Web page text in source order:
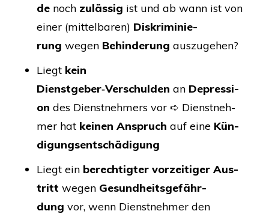
de noch zuläs­sig ist und ab wann ist von
einer (mit­tel­ba­ren) Dis­kri­mi­nie­
rung wegen Behin­de­rung auszugehen?
Liegt kein
Dienstgeber‑Verschulden an Depres­si­
on des Dienst­neh­mers vor ➪ Dienst­neh­
mer hat kei­nen Anspruch auf eine Kün­
di­gungs­ent­schä­di­gung
Liegt ein berech­tig­ter vor­zei­ti­ger Aus­
tritt wegen Gesund­heits­ge­fähr­
dung vor, wenn Dienst­neh­mer den